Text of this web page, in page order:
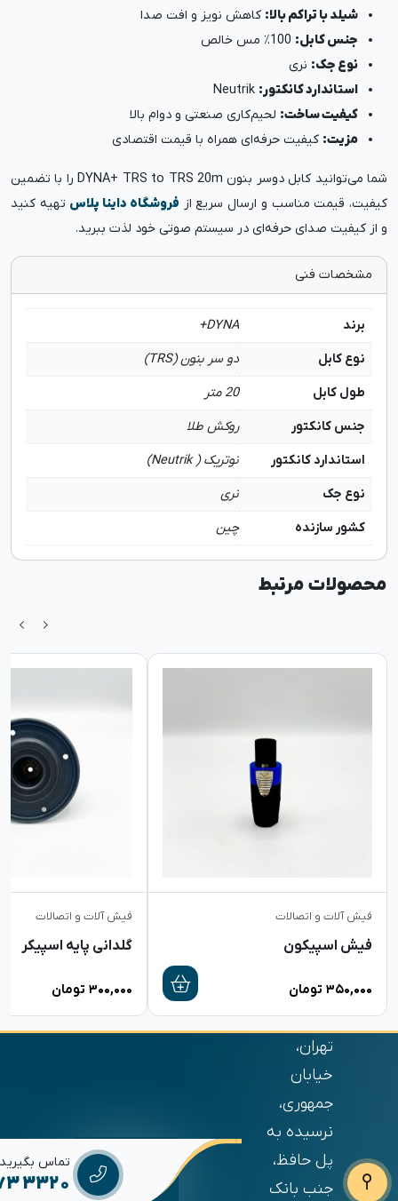
شیلد با تراکم بالا: کاهش نویز و افت صدا
جنس کابل:
نوع جک: نری
استاندارد کانکتور:
کیفیت ساخت: لحیم‌کاری صنعتی و دوام بالا
مزیت: کیفیت حرفه‌ای همراه با قیمت اقتصادی
شما می‌توانید کابل دوسر بنون DYNA+ TRS to TRS 20m را با تضمین
کیفیت، قیمت مناسب و ارسال سریع از فروشگاه داینا پلاس تهیه کنید
و از کیفیت صدای حرفه‌ای در سیستم صوتی خود لذت ببرید.
مشخصات فنی
برند
DYNA+
نوع کابل
دو سر بنون (TRS)
طول کابل
20 متر
جنس کانکتور
روکش طلا
استاندارد کانکتور
نوتریک ( Neutrik)
نوع جک
نری
کشور سازنده
چین
محصولات مرتبط
فیش آلات و اتصالات
فیش اسپیکون
۳۵۰,۰۰۰ تومان
فیش آلات و اتصالات
گلدانی پایه اسپیکر
۳۰۰,۰۰۰ تومان
تهران،
خیابان
جمهوری،
نرسیده به
پل حافظ،
جنب بانک
تماس بگیرید
3320